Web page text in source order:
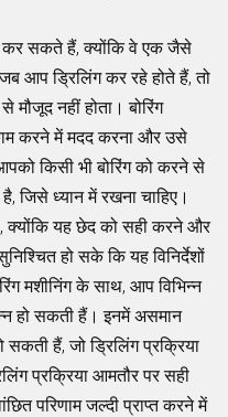
कर सकते हैं, क्योंकि वे एक जैसे
आप ड्रिलिंग कर रहे होते हैं, तो
नहीं होता। बोरिंग
करने में मदद करना और उसे
किसी भी बोरिंग को करने से
जिसे ध्यान में रखना चाहिए।
क्योंकि यह छेद को सही करने और
हो सके कि यह विनिर्देशों
मशीनिंग के साथ, आप विभिन्न
हो सकती हैं। इनमें असमान
सकती हैं, जो ड्रिलिंग प्रक्रिया
प्रक्रिया आमतौर पर सही
परिणाम जल्दी प्राप्त करने में